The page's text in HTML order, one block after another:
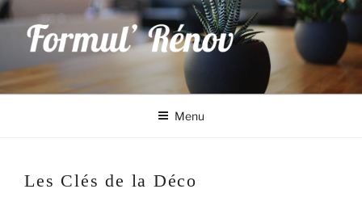
Aller
au
contenu
principal
Formul' Rénov
rénovation et décoration d'intérieur à Saint-Laurent de la Prée,
Menu
Les Clés de la Déco